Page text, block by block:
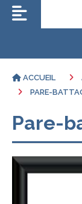
ACCUEIL
PARE-
Pare-